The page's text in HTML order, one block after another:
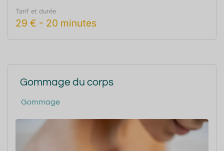
Tarif et durée
29 € - 20 minutes
Gommage du corps
Gommage